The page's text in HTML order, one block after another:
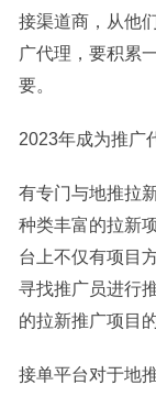
接渠道商，从他
广代理，要积累
要。
2023年成为推广
有专门与地推拉
种类丰富的拉新
台上不仅有项目
寻找推广员进行
的拉新推广项目
接单平台对于地